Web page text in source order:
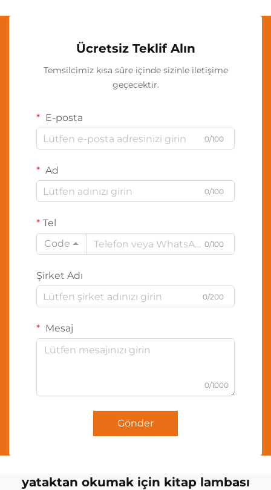
Ücretsiz Teklif Alın
Temsilcimiz kısa süre içinde sizinle iletişime
geçecektir.
E-posta
0/100
Ad
0/100
Tel
Code
0/100
Şirket Adı
0/200
Mesaj
0/1000
Gönder
yataktan okumak için kitap lambası